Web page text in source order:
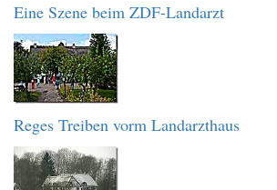
Eine Szene beim ZDF-Landarzt
Reges Treiben vorm Landarzthaus